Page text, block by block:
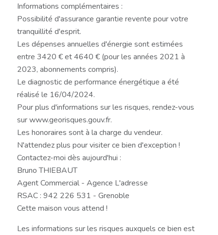
Informations complémentaires :
Possibilité d'assurance garantie revente pour votre
tranquillité d'esprit.
Les dépenses annuelles d'énergie sont estimées
entre 3420 € et 4640 € (pour les années 2021 à
2023, abonnements compris).
Le diagnostic de performance énergétique a été
réalisé le 16/04/2024.
Pour plus d'informations sur les risques, rendez-vous
sur www.georisques.gouv.fr.
Les honoraires sont à la charge du vendeur.
N'attendez plus pour visiter ce bien d'exception !
Contactez-moi dès aujourd'hui :
Bruno THIEBAUT
Agent Commercial - Agence L'adresse
RSAC : 942 226 531 - Grenoble
Cette maison vous attend !
Les informations sur les risques auxquels ce bien est